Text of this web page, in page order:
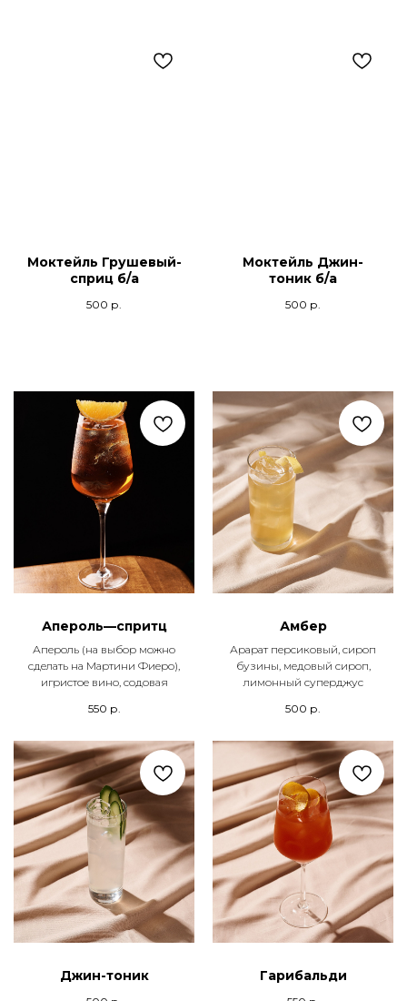
Моктейль Грушевый-
сприц б/а
500 р.
Моктейль Джин-
тоник б/а
500 р.
Апероль—спритц
Апероль (на выбор можно
сделать на Мартини Фиеро),
игристое вино, содовая
550 р.
Амбер
Арарат персиковый, сироп
бузины, медовый сироп,
лимонный суперджус
500 р.
Джин-тоник Гарибальди